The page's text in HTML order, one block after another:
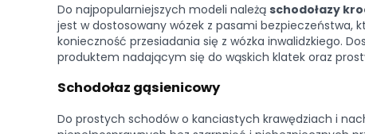
Do najpopularniejszych modeli należą schodołazy
jest w dostosowany wózek z pasami bezpieczeństwa,
konieczność przesiadania się z wózka inwalidzkiego.
produktem nadającym się do wąskich klatek oraz
Schodołaz gąsienicowy
Do prostych schodów o kanciastych krawędziach i